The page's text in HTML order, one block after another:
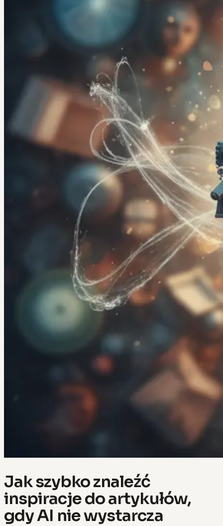
Jak szybko znaleźć
inspiracje do artykułów,
gdy AI nie wystarcza